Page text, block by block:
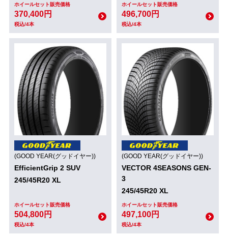
ホイールセット販売価格
370,400円
税込/4本
ホイールセット販売価格
496,700円
税込/4本
(GOOD YEAR(グッドイヤー))
EfficientGrip 2 SUV
245/45R20 XL
ホイールセット販売価格
504,800円
税込/4本
(GOOD YEAR(グッドイヤー))
VECTOR 4SEASONS GEN-
3
245/45R20 XL
ホイールセット販売価格
497,100円
税込/4本